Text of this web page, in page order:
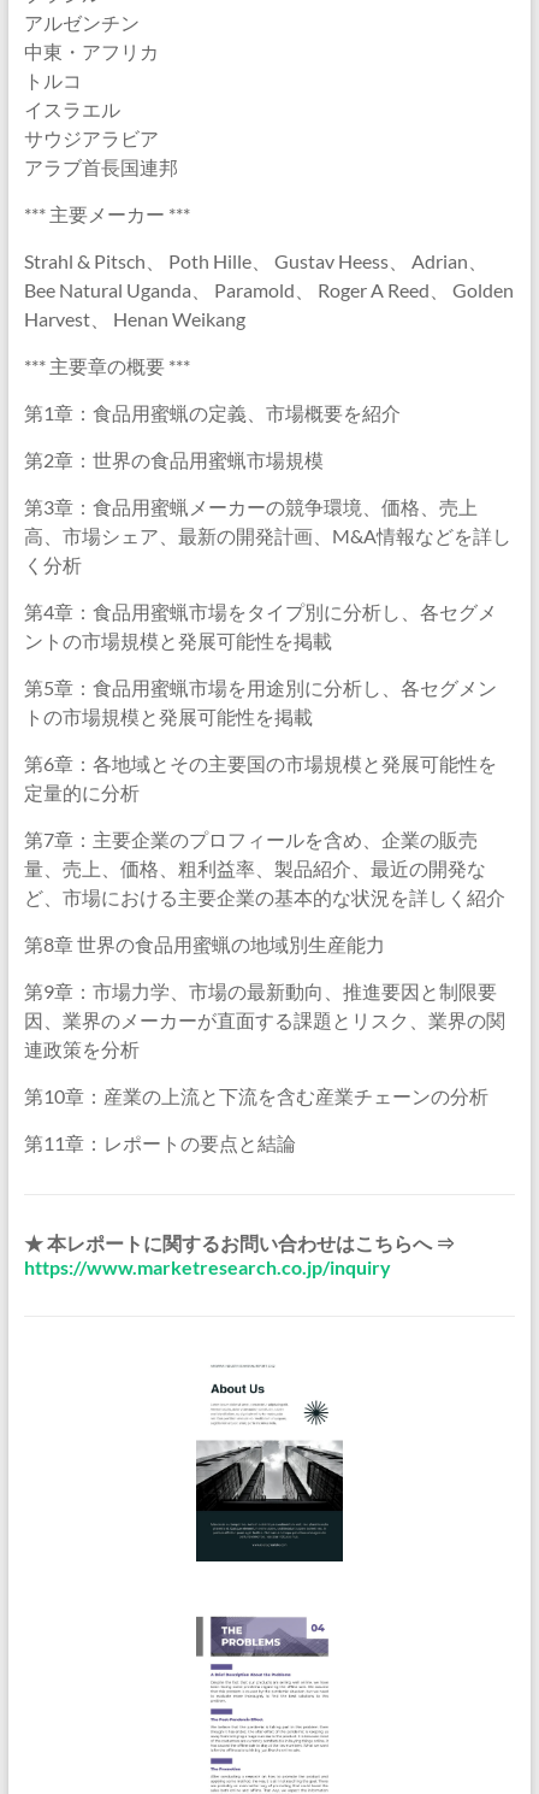
アルゼンチン
中東・アフリカ
トルコ
イスラエル
サウジアラビア
アラブ首長国連邦
*** 主要メーカー ***
Strahl & Pitsch、 Poth Hille、 Gustav Heess、 Adrian、
Bee Natural Uganda、 Paramold、 Roger A Reed、 Golden
Harvest、 Henan Weikang
*** 主要章の概要 ***
第1章：食品用蜜蝋の定義、市場概要を紹介
第2章：世界の食品用蜜蝋市場規模
第3章：食品用蜜蝋メーカーの競争環境、価格、売上
高、市場シェア、最新の開発計画、M&A情報などを詳し
く分析
第4章：食品用蜜蝋市場をタイプ別に分析し、各セグメ
ントの市場規模と発展可能性を掲載
第5章：食品用蜜蝋市場を用途別に分析し、各セグメン
トの市場規模と発展可能性を掲載
第6章：各地域とその主要国の市場規模と発展可能性を
定量的に分析
第7章：主要企業のプロフィールを含め、企業の販売
量、売上、価格、粗利益率、製品紹介、最近の開発な
ど、市場における主要企業の基本的な状況を詳しく紹介
第8章 世界の食品用蜜蝋の地域別生産能力
第9章：市場力学、市場の最新動向、推進要因と制限要
因、業界のメーカーが直面する課題とリスク、業界の関
連政策を分析
第10章：産業の上流と下流を含む産業チェーンの分析
第11章：レポートの要点と結論
★ 本レポートに関するお問い合わせはこちらへ ⇒
https://www.marketresearch.co.jp/inquiry